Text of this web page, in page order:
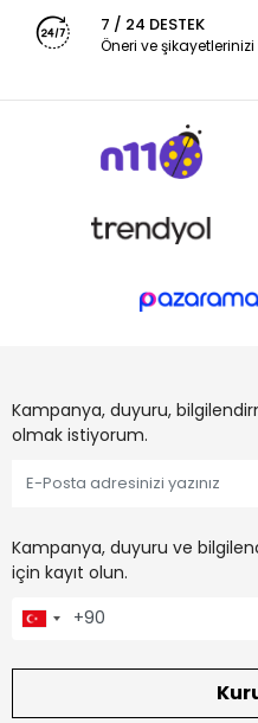
7 / 24 DESTEK
Öneri ve
Kampanya, duyuru,
olmak istiyorum.
Kampanya, duyuru ve
için kayıt olun.